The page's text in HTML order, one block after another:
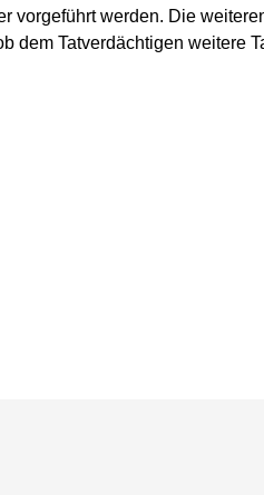
vorgeführt werden. Die
dem Tatverdächtigen weitere